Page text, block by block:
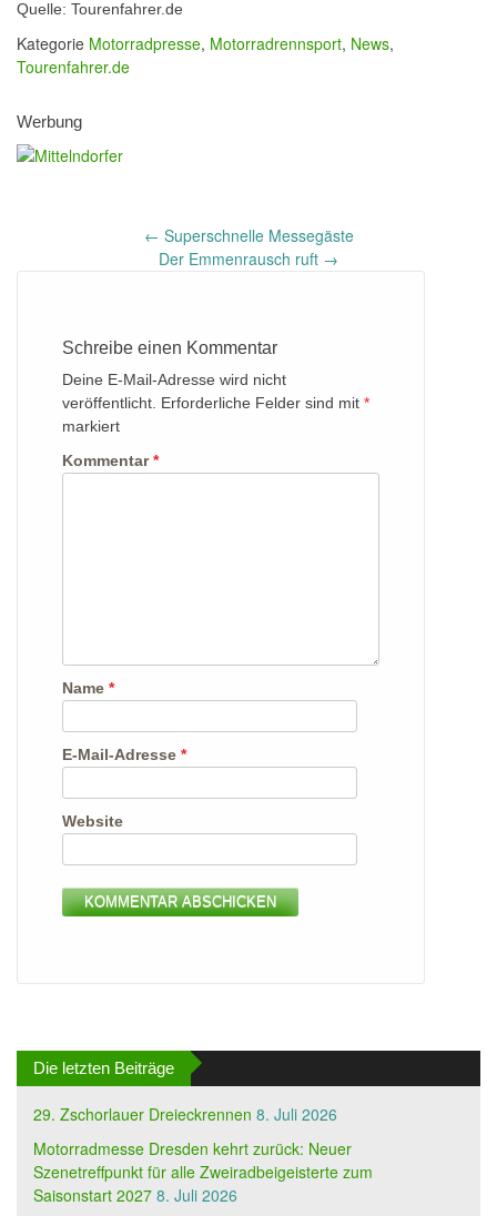
Quelle: Tourenfahrer.de
Kategorie Motorradpresse, Motorradrennsport, News,
Tourenfahrer.de
Werbung
← Superschnelle Messegäste
Der Emmenrausch ruft →
Schreibe einen Kommentar
Deine E-Mail-Adresse wird nicht
veröffentlicht. Erforderliche Felder sind mit *
markiert
Kommentar*
Name *
E-Mail-Adresse *
Website
Die letzten Beiträge
29. Zschorlauer Dreieckrennen 8. Juli 2026
Motorradmesse Dresden kehrt zurück: Neuer
Szenetreffpunkt für alle Zweiradbeigeisterte zum
Saisonstart 2027 8. Juli 2026